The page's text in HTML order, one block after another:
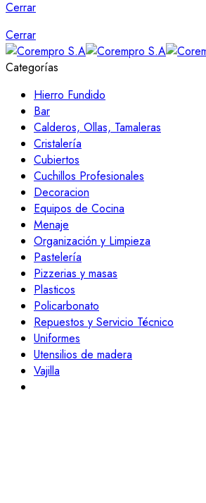
Cerrar
Cerrar
Categorías
Hierro Fundido
Bar
Calderos, Ollas, Tamaleras
Cristalería
Cubiertos
Cuchillos Profesionales
Decoracion
Equipos de Cocina
Menaje
Organización y Limpieza
Pastelería
Pizzerias y masas
Plasticos
Policarbonato
Repuestos y Servicio Técnico
Uniformes
Utensilios de madera
Vajilla